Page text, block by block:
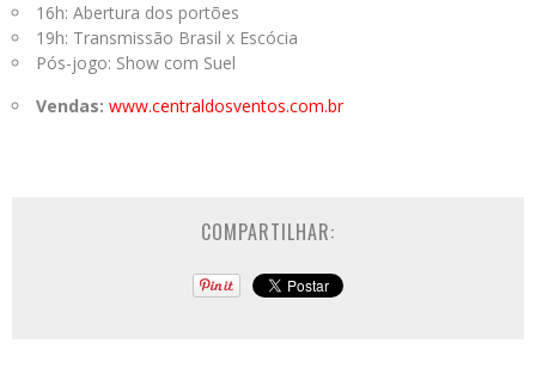
16h: Abertura dos portões
19h: Transmissão Brasil x Escócia
Pós-jogo: Show com Suel
Vendas: www.centraldosventos.com.br
COMPARTILHAR: